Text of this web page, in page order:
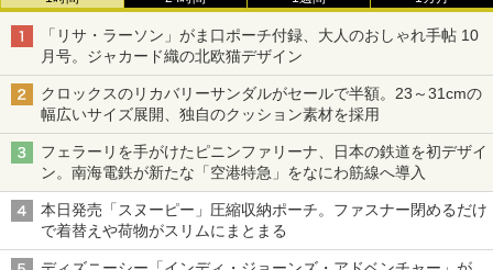
「リサ・ラーソン」がま口ポーチ付録、大人のおしゃれ手帖 10
月号。ジャカード織の北欧猫デザイン
クロックスのリカバリーサンダルがセールで半額。23～31cmの
幅広いサイズ展開、独自のクッション素材を採用
フェラーリを手がけたピニンファリーナ、日本の鉄道を初デザイ
ン。南海電鉄が新たな「空港特急」をなにわ筋線へ導入
本日発売「スヌーピー」圧縮収納ポーチ。ファスナー閉めるだけ
で着替えや荷物がスリムにまとまる